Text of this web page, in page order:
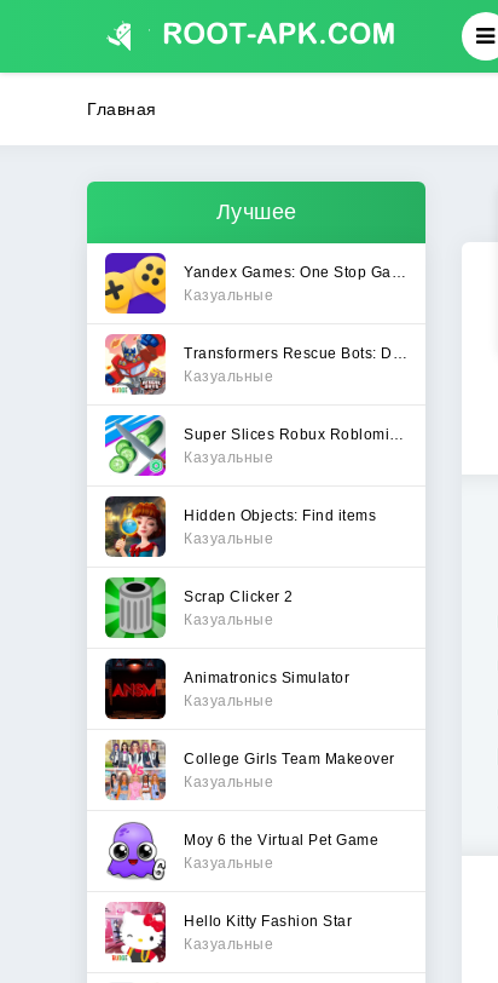
Главная
Лучшее
Казуальные
Казуальные
Казуальные
Hidden Objects: Find items
Казуальные
Scrap Clicker 2
Казуальные
Animatronics Simulator
Казуальные
College Girls Team Makeover
Казуальные
Moy 6 the Virtual Pet Game
Казуальные
Hello Kitty Fashion Star
Казуальные